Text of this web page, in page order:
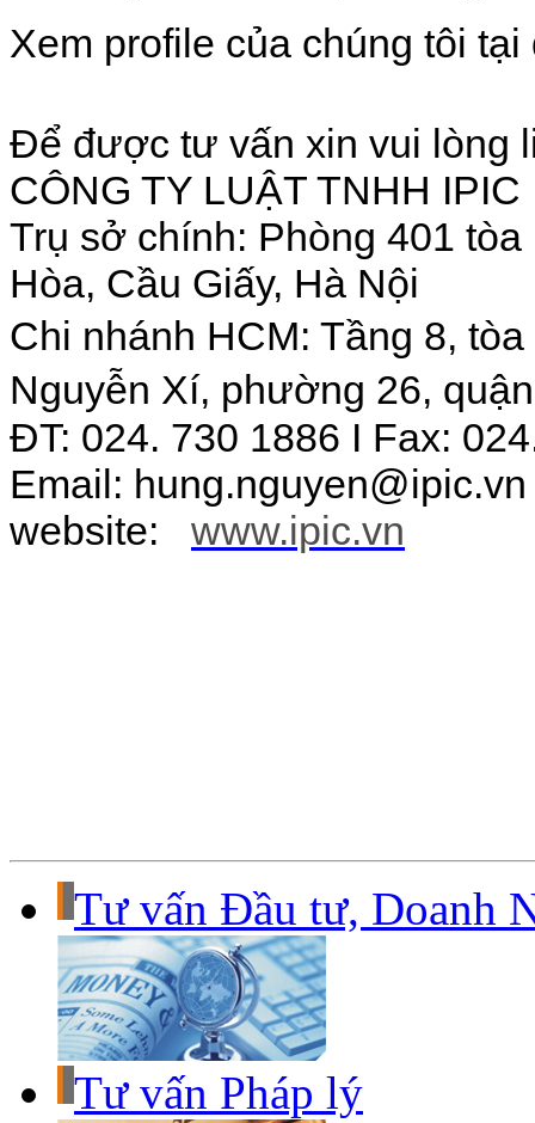
Xem profile của chúng tôi
Để được tư vấn xin vui lòng
CÔNG TY LUẬT TNHH IPIC
Trụ sở chính: Phòng 401
Hòa, Cầu Giấy, Hà Nội
Chi nhánh HCM: Tầng 8,
Nguyễn Xí, phường 26, quận
ĐT: 024. 730 1886 I Fax:
Email: hung.nguyen@ipic.vn
website: www.ipic.vn
Tư vấn Đầu tư, Doanh
Tư vấn Pháp lý